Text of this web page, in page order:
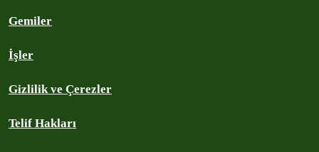
Gemiler
İşler
Gizlilik ve Çerezler
Telif Hakları